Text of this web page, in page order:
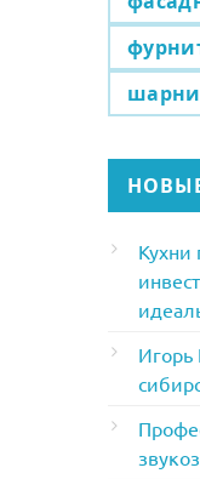
Кухни
Игорь